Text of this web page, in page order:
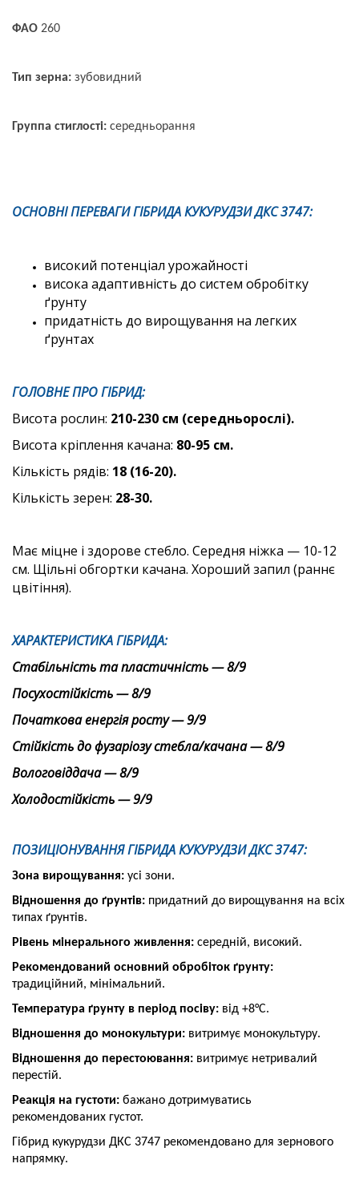
ФАО 260
Тип зерна: зубовидний
Группа стиглості: середньорання
ОСНОВНІ ПЕРЕВАГИ ГІБРИДА КУКУРУДЗИДКС 3747:
високий потенціал урожайності
висока адаптивність до систем обробітку
ґрунту
придатність до вирощування на легких
ґрунтах
ГОЛОВНЕ ПРО ГІБРИД:
Висота рослин: 210-230 см (середньорослі).
Висота кріплення качана: 80-95 см.
Кількість рядів: 18 (16-20).
Кількість зерен: 28-30.
Має міцне і здорове стебло. Середня ніжка — 10-12
см. Щільні обгортки качана. Хороший запил (раннє
цвітіння).
ХАРАКТЕРИСТИКА ГІБРИДА:
Стабільність та пластичність — 8/9
Посухостійкість — 8/9
Початкова енергія росту — 9/9
Стійкість до фузаріозу стебла/качана — 8/9
Вологовіддача — 8/9
Холодостійкість — 9/9
ПОЗИЦІОНУВАННЯ ГІБРИДА КУКУРУДЗИ ДКС 3747:
Зона вирощування: усі зони.
Відношення до ґрунтів: придатний до вирощування на всіх
типах ґрунтів.
Рівень мінерального живлення: середній, високий.
Рекомендований основний обробіток ґрунту:
традиційний, мінімальний.
Температура ґрунту в період посіву: від +8°С.
Відношення до монокультури: витримує монокультуру.
Відношення до перестоювання: витримує нетривалий
перестій.
Реакція на густоти: бажано дотримуватись
рекомендованих густот.
Гібрид кукурудзи ДКС 3747 рекомендовано для зернового
напрямку.